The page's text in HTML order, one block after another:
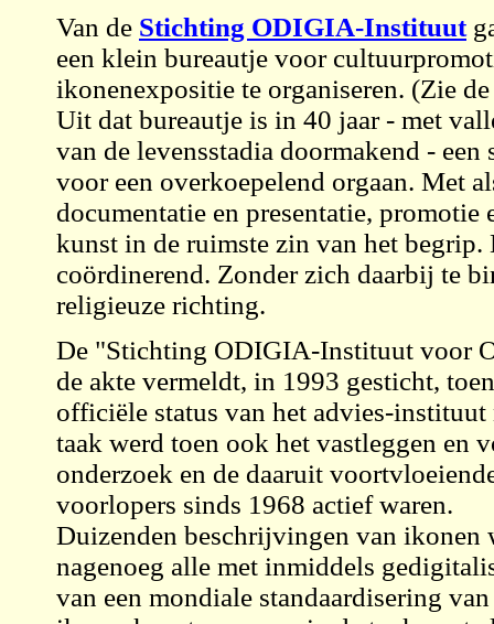
Van de Stichting ODIGIA-Instituut
een klein bureautje voor
ikonenexpositie te organiseren. (Zie
Uit dat bureautje is in 40 jaar - met
van de levensstadia doormakend -
voor een overkoepelend orgaan. Met
documentatie en presentatie,
kunst in de ruimste zin van het
coördinerend. Zonder zich daarbij te
religieuze richting.
De "Stichting ODIGIA-Instituut voor
de akte vermeldt, in 1993 gesticht,
officiële status van het advies-
taak werd toen ook het vastleggen en
onderzoek en de daaruit
voorlopers sinds 1968 actief waren.
Duizenden beschrijvingen van ikonen
nagenoeg alle met inmiddels
van een mondiale standaardisering